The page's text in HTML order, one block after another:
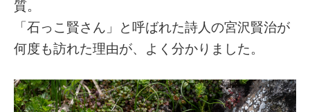
質。
「石っこ賢さん」と呼ばれた詩人の宮沢賢治が
何度も訪れた理由が、よく分かりました。